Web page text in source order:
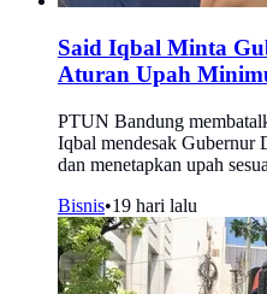
Said Iqbal Minta
Aturan Upah
PTUN Bandung
Iqbal mendesak Gubernur
dan menetapkan upah
Bisnis•19 hari lalu